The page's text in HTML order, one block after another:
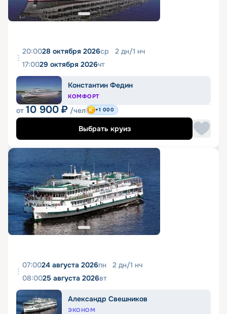
20:0028 октября 2026ср 2 дн/1 нч
17:0029 октября 2026чт
Константин Федин
КОМФОРТ
от 10 900 ₽ /чел +1 000
Выбрать круиз
07:0024 августа 2026пн 2 дн/1 нч
08:0025 августа 2026вт
Александр Свешников
ЭКОНОМ